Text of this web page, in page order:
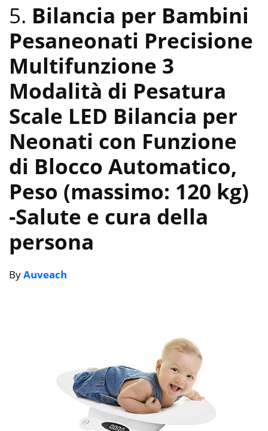
5. Bilancia per Bambini
Pesaneonati Precisione
Multifunzione 3
Modalità di Pesatura
Scale LED Bilancia per
Neonati con Funzione
di Blocco Automatico,
Peso (massimo: 120 kg)
-Salute e cura della
persona
ByAuveach